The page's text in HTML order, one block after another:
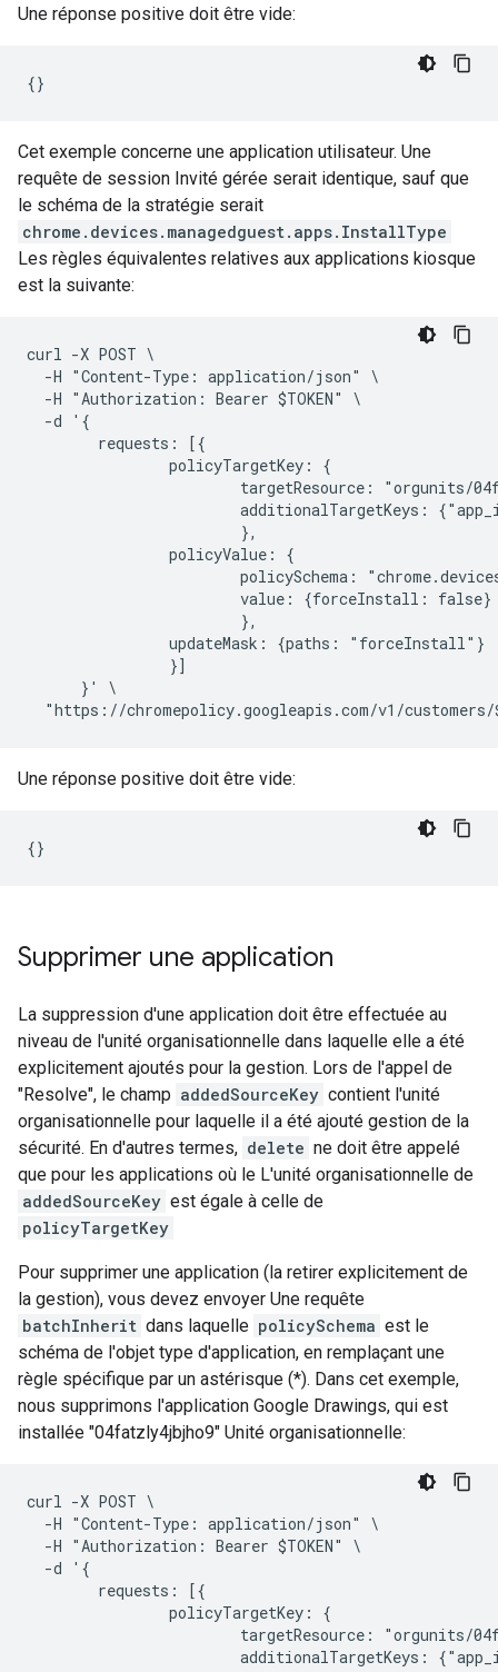
Une réponse positive doit être vide:
Cet exemple concerne une application utilisateur. Une
requête de session Invité gérée serait identique, sauf que
le schéma de la stratégie serait
chrome.devices.managedguest.apps.InstallType
Les règles équivalentes relatives aux applications kiosque
est la suivante:
curl -X POST \
  -H "Content-Type: application/json" \
  -H "Authorization: Bearer $TOKEN" \
  -d '{
        requests: [{
                policyTargetKey: {
targetResource: "orgunits/
additionalTargetKeys:
                        },
                policyValue: {
policySchema:
                        value: {forceInstall: false}
                        },
                updateMask: {paths: "forceInstall"}
                }]
      }' \
Une réponse positive doit être vide:
Supprimer une application
La suppression d'une application doit être effectuée au
niveau de l'unité organisationnelle dans laquelle elle a été
explicitement ajoutés pour la gestion. Lors de l'appel de
"Resolve", le champ addedSourceKey contient l'unité
organisationnelle pour laquelle il a été ajouté gestion de la
sécurité. En d'autres termes, delete ne doit être appelé
que pour les applications où le L'unité organisationnelle de
addedSourceKey est égale à celle de
policyTargetKey
Pour supprimer une application (la retirer explicitement de
la gestion), vous devez envoyer Une requête
batchInherit dans laquelle policySchema est le
schéma de l'objet type d'application, en remplaçant une
règle spécifique par un astérisque (*). Dans cet exemple,
nous supprimons l'application Google Drawings, qui est
installée "04fatzly4jbjho9" Unité organisationnelle:
curl -X POST \
  -H "Content-Type: application/json" \
  -H "Authorization: Bearer $TOKEN" \
  -d '{
        requests: [{
                policyTargetKey: {
targetResource: "orgunits/
additionalTargetKeys: